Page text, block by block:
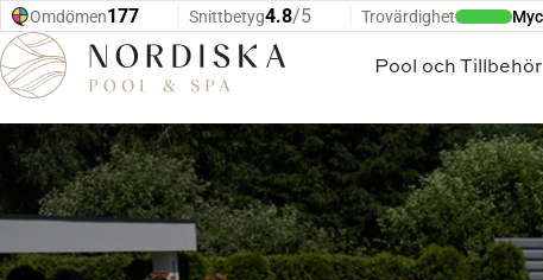
Hoppa till innehåll Pool och Tillbehör